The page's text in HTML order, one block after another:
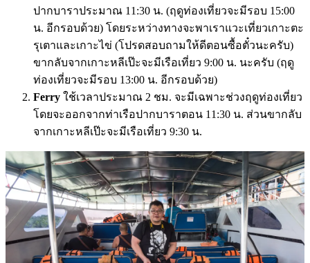
ปากบาราประมาณ 11:30 น. (ฤดูท่องเที่ยวจะมีรอบ 15:00
น. อีกรอบด้วย) โดยระหว่างทางจะพาเราแวะเที่ยวเกาะตะ
รุเตาและเกาะไข่ (โปรดสอบถามให้ดีตอนซื้อตั๋วนะครับ)
ขากลับจากเกาะหลีเป๊ะจะมีเรือเที่ยว 9:00 น. นะครับ (ฤดู
ท่องเที่ยวจะมีรอบ 13:00 น. อีกรอบด้วย)
Ferry ใช้เวลาประมาณ 2 ชม. จะมีเฉพาะช่วงฤดูท่องเที่ยว
โดยจะออกจากท่าเรือปากบาราตอน 11:30 น. ส่วนขากลับ
จากเกาะหลีเป๊ะจะมีเรือเที่ยว 9:30 น.